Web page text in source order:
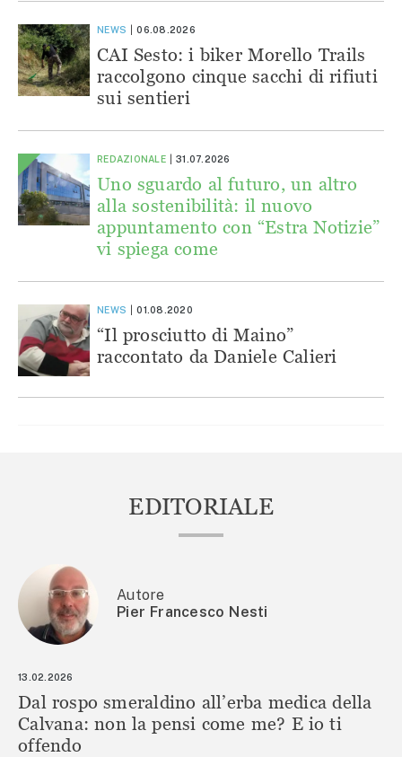
NEWS 06.08.2026
CAI Sesto: i biker Morello Trails
raccolgono cinque sacchi di rifiuti
sui sentieri
REDAZIONALE 31.07.2026
Uno sguardo al futuro, un altro
alla sostenibilità: il nuovo
appuntamento con “Estra Notizie”
vi spiega come
NEWS 01.08.2020
“Il prosciutto di Maino”
raccontato da Daniele Calieri
EDITORIALE
Autore
Pier Francesco Nesti
13.02.2026
Dal rospo smeraldino all’erba medica della
Calvana: non la pensi come me? E io ti
offendo